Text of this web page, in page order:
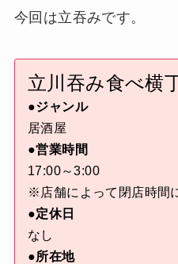
今回は立吞みです。
立川吞み食べ横
●ジャンル
居酒屋
●営業時間
17:00～3:00
※店舗によって閉店時間
●定休日
なし
●所在地